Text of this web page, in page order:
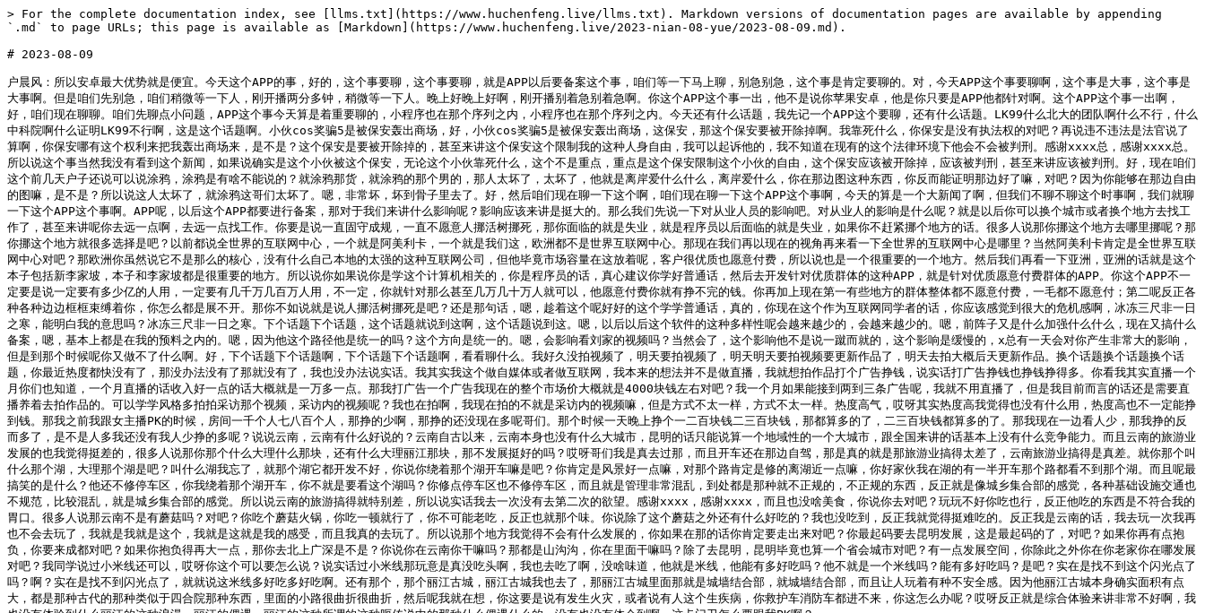
> For the complete documentation index, see [llms.txt](https://www.huchenfeng.live/llms.txt). Markdown versions of documentation pages are available by appending `.md` to page URLs; this page is available as [Markdown](https://www.huchenfeng.live/2023-nian-08-yue/2023-08-09.md).

# 2023-08-09

户晨风：所以安卓最大优势就是便宜。今天这个APP的事，好的，这个事要聊，这个事要聊，就是APP以后要备案这个事，咱们等一下马上聊，别急别急，这个事是肯定要聊的。对，今天APP这个事要聊啊，这个事是大事，这个事是大事啊。但是咱们先别急，咱们稍微等一下人，刚开播两分多钟，稍微等一下人。晚上好晚上好啊，刚开播别着急别着急啊。你这个APP这个事一出，他不是说你苹果安卓，他是你只要是APP他都针对啊。这个APP这个事一出啊，好，咱们现在聊聊。咱们先聊点小问题，APP这个事今天算是着重要聊的，小程序也在那个序列之内，小程序也在那个序列之内。今天还有什么话题，我先记一个APP这个要聊，还有什么话题。LK99什么北大的团队啊什么不行，什么中科院啊什么证明LK99不行啊，这是这个话题啊。小伙cos奖骗5是被保安轰出商场，好，小伙cos奖骗5是被保安轰出商场，这保安，那这个保安要被开除掉啊。我靠死什么，你保安是没有执法权的对吧？再说违不违法是法官说了算啊，你保安哪有这个权利来把我轰出商场来，是不是？这个保安是要被开除掉的，甚至来讲这个保安这个限制我的这种人身自由，我可以起诉他的，我不知道在现有的这个法律环境下他会不会被判刑。感谢xxxx总，感谢xxxx总。所以说这个事当然我没有看到这个新闻，如果说确实是这个小伙被这个保安，无论这个小伙靠死什么，这个不是重点，重点是这个保安限制这个小伙的自由，这个保安应该被开除掉，应该被判刑，甚至来讲应该被判刑。好，现在咱们这个前几天户子还说可以说涂鸦，涂鸦是有啥不能说的？就涂鸦那货，就涂鸦的那个男的，那人太坏了，太坏了，他就是离岸爱什么什么，离岸爱什么，你在那边图这种东西，你反而能证明那边好了嘛，对吧？因为你能够在那边自由的图嘛，是不是？所以说这人太坏了，就涂鸦这哥们太坏了。嗯，非常坏，坏到骨子里去了。好，然后咱们现在聊一下这个啊，咱们现在聊一下这个APP这个事啊，今天的算是一个大新闻了啊，但我们不聊不聊这个时事啊，我们就聊一下这个APP这个事啊。APP呢，以后这个APP都要进行备案，那对于我们来讲什么影响呢？影响应该来讲是挺大的。那么我们先说一下对从业人员的影响吧。对从业人的影响是什么呢？就是以后你可以换个城市或者换个地方去找工作了，甚至来讲呢你去远一点啊，去远一点找工作。你要是说一直固守成规，一直不愿意人挪活树挪死，那你面临的就是失业，就是程序员以后面临的就是失业，如果你不赶紧挪个地方的话。很多人说那你挪这个地方去哪里挪呢？那你挪这个地方就很多选择是吧？以前都说全世界的互联网中心，一个就是阿美利卡，一个就是我们这，欧洲都不是世界互联网中心。那现在我们再以现在的视角再来看一下全世界的互联网中心是哪里？当然阿美利卡肯定是全世界互联网中心对吧？那欧洲你虽然说它不是那么的核心，没有什么自己本地的太强的这种互联网公司，但他毕竟市场容量在这放着呢，客户很优质也愿意付费，所以说也是一个很重要的一个地方。然后我们再看一下亚洲，亚洲的话就是这个本子包括新李家坡，本子和李家坡都是很重要的地方。所以说你如果说你是学这个计算机相关的，你是程序员的话，真心建议你学好普通话，然后去开发针对优质群体的这种APP，就是针对优质愿意付费群体的APP。你这个APP不一定要是说一定要有多少亿的人用，一定要有几千万几百万人用，不一定，你就针对那么甚至几万几十万人就可以，他愿意付费你就有挣不完的钱。你再加上现在第一有些地方的群体整体都不愿意付费，一毛都不愿意付；第二呢反正各种各种边边框框束缚着你，你怎么都是展不开。那你不如说就是说人挪活树挪死是吧？还是那句话，嗯，趁着这个呢好好的这个学学普通话，真的，你现在这个作为互联网同学者的话，你应该感觉到很大的危机感啊，冰冻三尺非一日之寒，能明白我的意思吗？冰冻三尺非一日之寒。下个话题下个话题，这个话题就说到这啊，这个话题说到这。嗯，以后以后这个软件的这种多样性呢会越来越少的，会越来越少的。嗯，前阵子又是什么加强什么什么，现在又搞什么备案，嗯，基本上都是在我的预料之内的。嗯，因为他这个路径他是统一的吗？这个方向是统一的。嗯，会影响看刘家的视频吗？当然会了，这个影响他不是说一蹴而就的，这个影响是缓慢的，x总有一天会对你产生非常大的影响，但是到那个时候呢你又做不了什么啊。好，下个话题下个话题啊，下个话题下个话题啊，看看聊什么。我好久没拍视频了，明天要拍视频了，明天明天要拍视频要更新作品了，明天去拍大概后天更新作品。换个话题换个话题换个话题，你最近热度都快没有了，那没办法没有了那就没有了，我也没办法说实话。我其实我这个做自媒体或者做互联网，我本来的想法并不是做直播，我就想拍作品打个广告挣钱，说实话打广告挣钱也挣钱挣得多。你看我其实直播一个月你们也知道，一个月直播的话收入好一点的话大概就是一万多一点。那我打广告一个广告我现在的整个市场价大概就是4000块钱左右对吧？我一个月如果能接到两到三条广告呢，我就不用直播了，但是我目前而言的话还是需要直播养着去拍作品的。可以学学风格多拍拍采访那个视频，采访内的视频呢？我也在拍啊，我现在拍的不就是采访内的视频嘛，但是方式不太一样，方式不太一样。热度高气，哎呀其实热度高我觉得也没有什么用，热度高也不一定能挣到钱。那我之前我跟女主播PK的时候，房间一千个人七八百个人，那挣的少啊，那挣的还没现在多呢哥们。那个时候一天晚上挣个一二百块钱二三百块钱，那都算多的了，二三百块钱都算多的了。那我现在一边看人少，那我挣的反而多了，是不是人多我还没有我人少挣的多呢？说说云南，云南有什么好说的？云南自古以来，云南本身也没有什么大城市，昆明的话只能说算一个地域性的一个大城市，跟全国来讲的话基本上没有什么竞争能力。而且云南的旅游业发展的也我觉得挺差的，很多人说那你那个什么大理什么那块，还有什么大理丽江那块，那不发展挺好的吗？哎呀哥们我是真去过那，而且开车还在那边自驾，那是真的就是那旅游业搞得太差了，云南旅游业搞得是真差。就你那个叫什么那个湖，大理那个湖是吧？叫什么湖我忘了，就那个湖它都开发不好，你说你绕着那个湖开车嘛是吧？你肯定是风景好一点嘛，对那个路肯定是修的离湖近一点嘛，你好家伙我在湖的有一半开车那个路都看不到那个湖。而且呢最搞笑的是什么？他还不修停车区，你我绕着那个湖开车，你不就是要看这个湖吗？你修点停车区也不修停车区，而且就是管理非常混乱，到处都是那种就不正规的，不正规的东西，反正就是像城乡集合部的感觉，各种基础设施交通也不规范，比较混乱，就是城乡集合部的感觉。所以说云南的旅游搞得就特别差，所以说实话我去一次没有去第二次的欲望。感谢xxxx，感谢xxxx，而且也没啥美食，你说你去对吧？玩玩不好你吃也行，反正他吃的东西是不符合我的胃口。很多人说那云南不是有蘑菇吗？对吧？你吃个蘑菇火锅，你吃一顿就行了，你不可能老吃，反正也就那个味。你说除了这个蘑菇之外还有什么好吃的？我也没吃到，反正我就觉得挺难吃的。反正我是云南的话，我去玩一次我再也不会去玩了，我就是我就是这个，我就是这就是我的感受，而且我真的去玩了。所以说那个地方我觉得不会有什么发展的，你如果在那的话你肯定要走出来对吧？你最起码要去昆明发展，这是最起码的了，对吧？如果你再有点抱负，你要来成都对吧？如果你抱负得再大一点，那你去北上广深是不是？你说你在云南你干嘛吗？那都是山沟沟，你在里面干嘛吗？除了去昆明，昆明毕竟也算一个省会城市对吧？有一点发展空间，你除此之外你在你老家你在哪发展对吧？我同学说过小米线还可以，哎呀你这个可以要怎么说？说实话过小米线那玩意是真没吃头啊，我也去吃了啊，没啥味道，他就是米线，他能有多好吃吗？他不就是一个米线吗？能有多好吃吗？是吧？实在是找不到这个闪光点了吗？啊？实在是找不到闪光点了，就就说这米线多好吃多好吃啊。还有那个，那个丽江古城，丽江古城我也去了，那丽江古城里面那就是城墙结合部，就城墙结合部，而且让人玩着有种不安全感。因为他丽江古城本身确实面积有点大，都是那种古代的那种类似于四合院那种东西，里面的小路很曲折很曲折，然后呢我就在想，你这要是说有发生火灾，或者说有人这个生疾病，你救护车消防车都进不来，你这怎么办呢？哎呀反正就是综合体验来讲非常不好啊，我也没有体验到什么丽江的这种浪漫，丽江的偶遇，丽江的这种所谓的这种呃传说中的那种什么偶遇什么的，没有也没有体会到啊。这卡门卫怎么要跟我PK啊？

某网友：风哥你好啊，怎么了门卫？你知道为什么？你知道今天我为什么要连你吗？为什么？哎，你在我后面是谁？你后面对后面有人吗？

户晨风：对对对，是你另外一个新的助理啊？你你本来的一个助理你知道吧？你本来要当你助理的那个人啊？

某网友：他现在在我后面。

户晨风：出来。

某网友：出来，他不愿意出来。哎呦，这牙牙过两天再补，女的呀？

户晨风：那个什么小鼠啊？

某网友：听到了吗？

户晨风：男的来出来吧出来吧，有什么好害羞的？

某网友：有什么好害羞的？有什么好害羞的？

户晨风：呀，有什么好害羞的？

某网友：是的听到了，有什么好害羞的？你在直播间看嘛？

户晨风：来吧过来吧，玩互联网挣的就是这份钱。

某网友：是的懂吧，咱们互联网挣的就是这份钱，懂吧？

户晨风：过来。

某网友：了。来。我不来我不来，她不来她不好意思。

户晨风：她说摄像头对着她行看到了吗？你们俩怎么？你们俩这是什么情况这是？

某网友：没有什么情况，没有什么很特别的情况，就是之前不是他我看他跟姐妹，然后没有什么之后就没发生什么，然后他就联系我了你知道吧？然后就线下见面了你懂吧？

户晨风：谁找谁的？你猜一下。

某网友：他找你的？

户晨风：是的。

某网友：他找你？他去南京找的你？

户晨风：不是，我现在在杭州，我去杭州补牙的你知道吗？我不是说去杭州补牙吗？刚好他家离杭州近，然后就过来了。

某网友：你知道吧？这是等于说你们第一次见面？

户晨风：对对对。

某网友：这是刚见面吗？

户晨风：对，就见面第二天。

某网友：那第一天干嘛了？

户晨风：第一天干嘛了？第一天啥也没干，你怎么还害羞了呀？你怎么害羞了？我没干啥没干啥，真没干啥真没干啥，真没干啥。

某网友：我就问一下嘛，你激动什么呢？我就问一下嘛？

户晨风：是的。是的是的，真的没干什么，你不要老是重复嘛。你老是重复这句话，好像就是此地无银三百两一样的。

某网友：确实是这样的，确实是这样。

户晨风：你别紧张嘛，你看你还喝水，一喝水越喝越紧张。你紧张什么玩意儿？

某网友：没有没有没有没有紧张，没有紧张，咱还是没有紧张的，你知道吧？第一次见女网友吗？

户晨风：对，第一次见女网友，线下第一次见女网友，你知道吧，还是有点小羞耻的。

某网友：你这是第一次见网友吗？

户晨风：网友？不是啊，我之前见我的黑粉，我见过几次，就是见黑粉的网友，但是都是男的，女网友我没见过，你知道吧。

某网友：有什么感觉吗？

户晨风：有什么感觉？嗯，就是女网友比我想象的要开放一点。

某网友：比你想象的要开放一点？

户晨风：对对对，要命吧？哦，不说了，对不起，没有没有，就是我挺喜欢的，女网友挺好的，女网友挺好的，我觉得女网友挺好的。

某网友：打算见多久？

户晨风：见了两三天嘛，就过两天我就把这牙补好，我就回南京。

某网友：你怎么见这么久？两三天那个时间可不短。

户晨风：两三天反正也就闲着，也不干啥，就是出去吃吃饭，玩一玩，然后还能干啥？

某网友：能冒昧的问一下吗？

户晨风：问吧，没事，我不在意。

某网友：他住哪呢？

户晨风：他住哪？那肯定是跟我住一起了，还能住哪？

某网友：就住这个房间？

户晨风：对，就住这个房间。

某网友：你也挺实诚的。

户晨风：你放心，我肯定是把持得住的。

某网友：你这也挺实诚的。

户晨风：我是实诚呀，但是我是能把持住的男人，你知道吧？这个门卫呀，你有说过礼物？我这个人呢，平时调侃归调侃，我老弟有几句话要跟你唠一唠。

某网友：哥，你说吧。

户晨风：社会很单纯，复杂的是人。社会很单纯，复杂的是人。这个就是，我说话他听不见吧？

某网友：他应该在直播看直播间吧。

户晨风：我平时发动态什么的，都有一群B友啊在背后啊，有很多B友跟我，我每发一条动态或做一些事情，他们就会提醒我法律方面的风险。他们应该有些人确实是干这个方面的，因为我特别懂这方面，所以我也想跟你讲讲法律方面的风险，你一定要注意。

某网友：我肯定会注意的，你放心。

户晨风：不要碰酒。

某网友：我不碰，我只喝可乐。

户晨风：双方任何一个人都不要碰酒，一碰酒有很大的变数了。我看过非常多的相关的判例，相关的刑事案件，嗯嗯，千万不能喝啊，任何酒精饮料也不能喝啊。

某网友：对对对，这个肯定的。

户晨风：嗯，只要不碰酒，这个基本上没啥问题啊，碰了酒不就不好讲了。

某网友：嗯，这个我们都是就是还是都是成年人嘛，大家活都懂的，你知道吧？下锅吧下锅吧下锅下锅，为什么呀下锅？你想干啥啊你？下锅这么早干嘛？对啊，下锅这么早干嘛啊？晚上还长着呢。

户晨风：是的呀，听你讲话很难受。

某网友：听我讲话很难受？我怎么难受的？你让这个，你这样，你让小叔过来，我跟他聊两句。

户晨风：他想跟你聊两句，风哥想跟你聊两句。

某网友：过来就过来嘛，你怎么长得这么扭扭捏捏的？

户晨风：我不出镜，我不出镜，他不出镜，他说他不想出镜。

某网友：怎么了嘛？

户晨风：是的呀，怎么了嘛？哎呦，这这咱们也不是说说什么呀，又不做什么呀，对不对？我们都是直播嘛，对吧对吧，过来吧。

某网友：你有病吗？还是消费我啊？

户晨风：我没有消费你啊，我怎么就消费你？我怎么就要消费你了啊？你这话说的好过分啊。

某网友：你这个房子是一个公寓是吧？

户晨风：对对对对，是的。

某网友：是的是的，嗯，像这公寓多少钱？多少钱一晚上啊？

户晨风：200块钱一晚上啊？

某网友：嗯，还行，可以，看这环境还不错。

户晨风：好吓唬我啊？

某网友：我不想听你说啊，我我怎么了？好像你还不错。

户晨风：为什么呀？咱们今天不是整点活吗？刚刚说好整活的呀，又不想整啊？

某网友：我跟你说了，我开个直播整点活吗？

户晨风：你们俩现在是就什么关系？

某网友：什么关系？我们俩现在什么关系呀？

户晨风：我不知道。

某网友：他不知道？那你不知道，你这我下面的话我都没办法讲了。那我以后我去杭州能见小鼠吗？

户晨风：小鼠不在杭州，他在浙江金华那边，但是离杭州特别近。

某网友：那对嘛对嘛，那我去杭州能见他吗？

户晨风：你见他肯定是可以见他的啊，你想线下做些啥？那有点不太好吧？

某网友：我没这个意思啊，我没这个意思，我处理很多的都是很正常的，没有这个意思啊。

户晨风：啥？他说他不应聘了？那我还应聘呢。

某网友：我还在应聘呢。

户晨风：你回头你你我我我我，大概再过个十来天就去南京了啊。

某网友：好，我差不多过几天要回南京。

户晨风：了，到时候你看怎么安排一下。

某网友：行行行，那他说后面安排一下，就是线下就见面呗。

户晨风：那肯定的，行了，那可以好了。门卫啊，我邮箱挂了啊，OK，咱们接着聊啊。刚才聊到哪里了？我怎么跟失忆了一样，刚才聊到哪了啊？比友们刚才聊到哪里了？没人了，都去对面了，对面去面积了，这个我是没想到啊，我是没有想到的。我也不知道他怎么跟小鼠在一起了。丽江古城？对，我不建议大家去云南玩，包括丽江古城，丽江大理没啥玩头，消费体验也很糟糕。因为我是真的去玩过，我才这样讲的，我要是没去玩过，我这样讲我是不负责任的。我是真去玩过，应该来讲是21年年初的时候去玩的，很糟糕，所以说不建议大家去玩。包括内蒙也不建议大家去玩，内蒙的风景还行，但是太宰人了，太宰人了。宰人宰到什么程度？我现在都记得很清楚，我大概是15年的时候去内蒙玩的，去内蒙玩的，我骑那个马到牧民家里面，你猜那个马多贵？200块钱骑15分钟，200块骑15分钟，2015年的时候就是。我可以这样讲，目前在国内旅游，你反正你到哪都得被宰，基本上你到哪都得被宰，不是这边被宰就是那边宰。除非说你钱多，你不在意这些，否则你的消费体验它就不会好，就这么简单。不是被景区宰就是被商家宰，反正你早晚都得被挨着一宰，你不可能逃得过的，除非说你不去消费。所以说我最近也很少旅游了，你说你让我去哪个景区玩，我也说实话不愿意，也累。那我现在一般旅游都怎么旅游呢？就是去吃东西，吃东西开个车，路上看看风景，或者坐高铁去，高铁上看看风景，到地方了找个好酒店，就在当地就吃点好吃的东西就行了。你指望我去景区？我是懒得去，就这么简单。

某网友：嗯。

户晨风：这起码比骑什么都贵，没办法，这个事我是真实经历的，我说的都是我真实经历的事。大家要旅游，我觉得还是要去发达地去旅游，有能力联系一个当地人推荐比较好。哎呀，那这就不是旅游了，这去找关系去了，我旅个游来消费还得找关系吗？是不是？青海湖说过吗？青海湖我也去过，青海湖我是去自驾游的，青海湖的风景呢，你自驾溜达一圈确实也不错，但是你一天呢开不完，中间要找个店休息。青海湖这两年这个舆论不好，舆论就是说什么把青海湖围起来了，怎么怎么样，反正我是大概应该是13年左右去的，反正还好，我去的时候还好，整体体验的话没有多糟糕。今年的事嘛，今年的事。所以说去一个地方呢，这个叫JOSE说，我在英国留学的时候，其实英国也没什么可以玩的，你要说有什么可以玩的，那去一个地方你能有啥可以玩的？有什么惊天动地的风景？无非就那样，除了那些全世界知名的什么科罗拉多大峡谷、尼加拉瓜瀑布，就是除了这些特别知名的之外，剩下的普普通通的，那也就是很没有多震撼的风景啊。所以说我现在宁愿是去享受这个服务业，我也不去不愿意在国内去享受这种所谓的旅游业啊，我也不愿意的。除非说你说我开车路过，哎，看几眼，这就行了。我现在我刚跟你们讲了吗？我去一个城市就是吃东西啊，捏捏脚，体验一下当地的这个风土人情和这个按摩手法啊，也就是这样嗯。不忘捏脚？那你旅游的话累了，你肯定要捏个脚嘛，捏脚很正常啊，捏脚不很正常嘛？都是绿色的捏脚啊。而且呢，如果说，如果说大家这个感谢JOSE，感谢JOSE。而且大家，而且国内的旅游还有一个特点，什么特点？高峰出行，超高峰出行，就是平时旅游景区就几乎没有什么人，然后大家放假的时间段都集中在那一个时间，什么五一、十一、是吧、过年还有暑假，基本上就是集中在这四个时间段。那就导致什么？就平时景区的人流量可能只有10%、20%，最多30%，你好家伙，一到暑假是五一十一，直接旅这个景区的负载量到200%、300%，旅游体验极差，甚至来讲就没有体验。有什么体验你跟我讲？我想大家应该都旅过游，都不可能没人旅过游，尤其是这种高峰景区旅游，你跟我讲讲有什么体验感？人挨着人，人挤着人，跟挤电梯似的，一等等一个小时，这叫旅游吗？你这叫旅游吗？我说实话，这就算受刑，受刑，这不叫旅游。旅游是什么？旅游是惬意的，我溜达着是吧，到这我该坐这个什么缆车坐缆车，该看这个风景看风景，这个叫旅游。你现在这叫旅游吗？花300块钱一张门票进去，咔嚓站两个小时晒太阳，你这叫旅游啊？本末倒置了。那为什么会有这种情况出现呢？就是因为我们这边的放假他都是风气放假，所谓的这种所谓的统一放假，都是这个时间点放假，那你景区也没办法对吧？他只有到这个时间段放假，那我怎么办呢？很多人说我旅游出去住宿贵，你比如说住那种快捷酒店，平时100多，好家伙，我一到这个旅游旺季，七八百一个晚上，五六百一个晚上。我觉得这不怪商家，那商家平时一个晚上一百多就是保本，我就保本，一百多我就把我房租给保本就行了，我就靠旅游这峰值这几天挣钱，把我一年的钱都挣了，那他也是出于无奈，是不是？这就是市场价。那怎么办？怎么解决这个问题？那就是要干什么？错峰放假。而且我觉得错峰放假也符合每个人的自由意志，对吧？那不可能说所有的人都是在所谓的放假的这个时间他合适吗？对吧？有的时候他的家里人在放假时间也不一定放假，那这就要干嘛呢？大家就说轮着放。轮着放这样来讲它是最合适的，对于整个社会的整体负债来讲也是比较合适的，把高峰的值往下拉，尽量平摊一下，这样子旅游景区的价格它平时就平摊了，高峰的时候也不会太贵，是不是？错峰放假。

某网友：对，错峰放假。

户晨风：但是我说这种错峰放假，他并不是说调休啊。那种调休太恶心了，调休太恶心了。调休也是集中放假吗？凡是集中集中的事，十有八九都不是好事，因为好事不需要集中啊。能明白这个意思吗？哥们们，好事是不需要强迫人来做的，好事大家自发的都来做了。只有不好的事他才需要集中啊，你是不是这个道理对不对？而且我们平时这个假太少，假太少了。你像一个上班族，你正常来讲在城市里上班，除去这个周六周末，基本上中间是没有连贯的假期的，就基本上是没有。你什么带薪休假，什么年假，什么探亲假，基本上是没有，没听说过。那就是本身第一假少，第二假集中，就导致了现在这种情况的发生。

某网友：而且这个而且。

户晨风：而且我们现在整个娱乐项目啊越来越少了，越来越少了。xxxx说户哥这个讲完之前还有个超导的话题没讲的。超导这个话题是这样的，为什么这两天我没讲？这两天啊超导的这个处于一个静默期吧。无论说是北大的这个研究小组说这个他这个超导啊不超导，说LK99不超导，还是这个中科院出的一个所谓的什么研究报告说超导不超导，这个所谓的东西他不超导。其实呢，他们的这两个新闻啊他晚了一步，这两个新闻晚了一步。这个话题有点复杂，是这样的，LK99是李教授和金教授命名的吗？LK99是吧，99是99年的意思。那么我跟大家讲过，他们后期为了获得韩国政府的这个支持，想获得研究基金，他们想去申请这个研究基金。但是因为他们毕业很多年了，中间呢一直干其他的工作，他没有发表论文，他没有这个所谓的成绩，他就没有东西去申请这个基金去买这个研究器材，去买仪器。所以说他们就找到这个姓全的一个韩国科技大学的教授，那这个人呢是有点来头的，手上的这个研究成果非常多。然后呢他们就把他们的研究成果给这个姓全的说了，让这个姓全就是获得这个姓全的这个人的信赖，然后呢用姓全的这个人的名义呢去申请这个研究基金，就是全教授的名义去申请研究基金。那么他们也是这么做的，那么这个研究基金呢就申请下来了。申请下来之后他们就租了个地下室嘛，在里面研究这个LK99嘛，对吧？这是大概的一个过程。那么后期呢因为理念的不同呢就分道扬镳了，LK他们两个人也是一派的，那个全教授是一派的。那现在全世界的实验室包括全世界的舆论都被LK99，LK这两个人领着走。LK这两个人就是说现在去烧，就跟炼金术师一样的在炉子里炼。但是这个全教授在三月份和七月份分别发表了两篇论文，测出了他这个薄膜制备LK99的这种方式方法。两篇论文在3月份和7月份发表，两篇论文阐述了用薄膜制备LK99的方法，而且测出了是超导的。当然了目前这个事件还没有发酵，那么薄膜的这个形态因为它是什么所谓的一维超导，一维超导这个理论很复杂，我说实话我也看不懂。那么所以说北大的那个研究报告和中科院的研究报告都是针对LK他两个人的这个烧制的这个LK99的形态来做的这个报道。那么这个薄膜的这个形态呢目前这个事情还在发酵中，所以说LK99这个事呢还是需要让子弹飞一会儿。因为薄膜制备呢这个过程比较长，而且难度呢比烧制要高一个数量级，所以说还是要让子弹飞一会儿，先不着急这个事啊。

某网友：不着急。

户晨风：我只是简单的阐述一下这个事情的过程，简单的阐述一下。下个话题，下个话题，下个话题。我简单的阐述一下，因为目前来讲，简中互联网上关于这方面的消息还是比较少。